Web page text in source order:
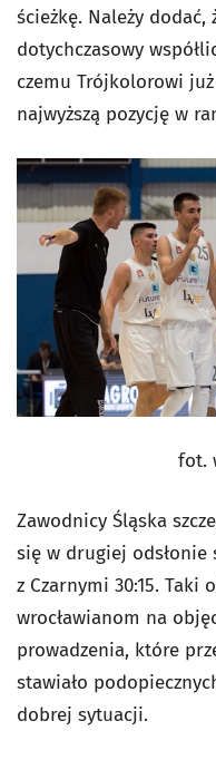
ścieżkę. Należy dodać,
dotychczasowy
czemu Trójkolorowi
najwyższą pozycję w
fot.
Zawodnicy Śląska
się w drugiej odsłonie
z Czarnymi 30:15. Taki
wrocławianom na
prowadzenia, które
stawiało
dobrej sytuacji.